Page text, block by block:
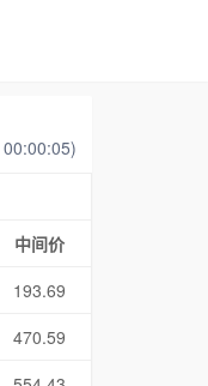
中间价
193.69
470.59